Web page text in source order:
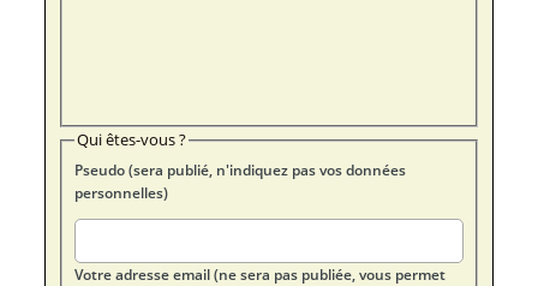
Qui êtes-vous ?
Pseudo (sera publié, n'indiquez pas vos données
personnelles)
Votre adresse email (ne sera pas publiée, vous permet